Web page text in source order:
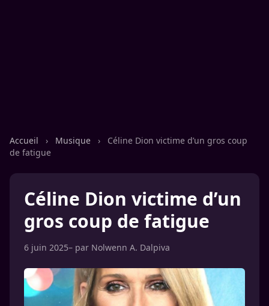
Accueil › Musique ›
Céline Dion victime d’un gros coup
de fatigue
Céline Dion victime d’un
gros coup de fatigue
6 juin 2025– par Nolwenn A. Dalpiva